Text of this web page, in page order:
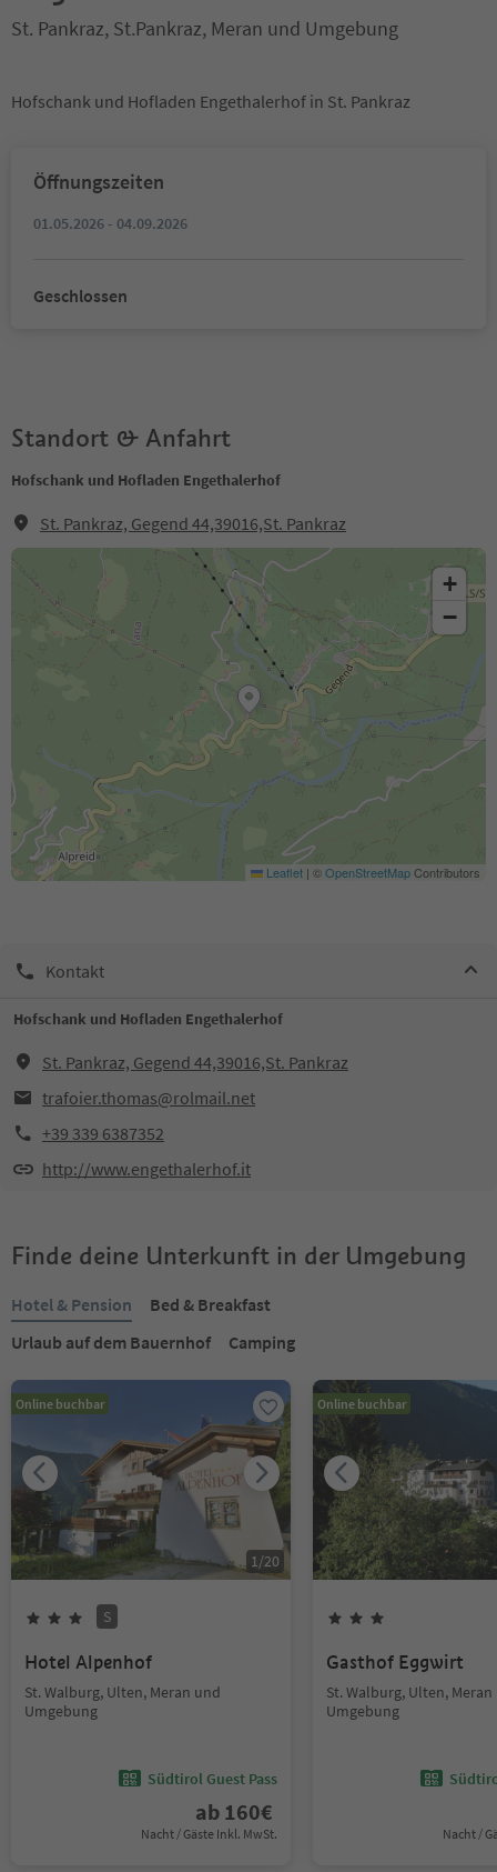
St. Pankraz, St.Pankraz, Meran und Umgebung
Hofschank und Hofladen Engethalerhof in St. Pankraz
Öffnungszeiten
01.05.2026 - 04.09.2026
Geschlossen
Standort & Anfahrt
Hofschank und Hofladen Engethalerhof
St. Pankraz, Gegend 44,39016,St. Pankraz
+
−
Leaflet | ©OpenStreetMapContributors
Kontakt
Hofschank und Hofladen Engethalerhof
St. Pankraz, Gegend 44,39016,St. Pankraz
trafoier.thomas@rolmail.net
+39 339 6387352
http://www.engethalerhof.it
Finde deine Unterkunft in der Umgebung
Hotel & Pension
Bed & Breakfast
Urlaub auf dem Bauernhof
Camping
Online buchbar
1/20
S
Hotel Alpenhof
St. Walburg, Ulten, Meran und
Umgebung
Südtirol Guest Pass
ab 160€
Nacht / Gäste Inkl. MwSt.
Online buchbar
Gasthof Eggwirt
St. Walburg, Ulten,
Umgebung
Nacht /